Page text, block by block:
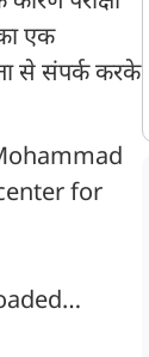
एक
से संपर्क करके
for